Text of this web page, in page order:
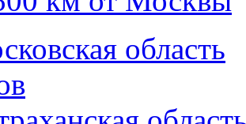
область